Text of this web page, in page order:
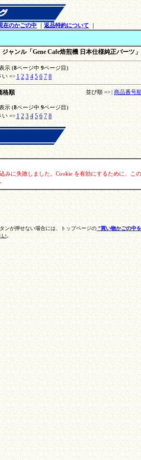
在のかごの中 返品特約について ｜
ジャンル「Gene Cafe焙煎機 日本仕様純正パーツ
示 (8ページ中 9ページ目)
い => 1 2 3 4 5 6 7 8
格順 並び順 => 商品番号
示 (8ページ中 9ページ目)
い =>1 2 3 4 5 6 7 8
みに失敗しました。Cookie を有効にするために、こ
ンが押せない場合には、トップページの ”買い物かごの中
い